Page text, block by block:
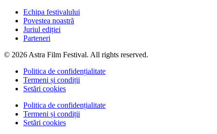
Echipa festivalului
Povestea noastră
Juriul ediției
Parteneri
© 2026 Astra Film Festival. All rights reserved.
Politica de confidențialitate
Termeni și condiții
Setări cookies
Politica de confidențialitate
Termeni și condiții
Setări cookies